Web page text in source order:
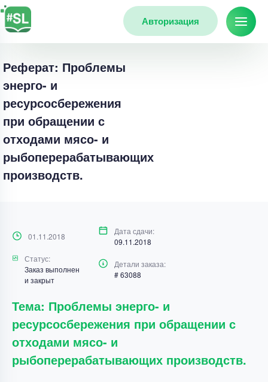
Авторизация
Реферат: Проблемы
энерго- и
ресурсосбережения
при обращении с
отходами мясо- и
рыбоперерабатывающих
производств.
01.11.2018
Дата сдачи:
09.11.2018
Статус:
Заказ выполнен
и закрыт
Детали заказа:
# 63088
Тема: Проблемы энерго- и
ресурсосбережения при обращении с
отходами мясо- и
рыбоперерабатывающих производств.